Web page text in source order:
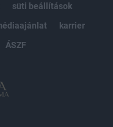
süti beállítások
karrier
ÁSZF